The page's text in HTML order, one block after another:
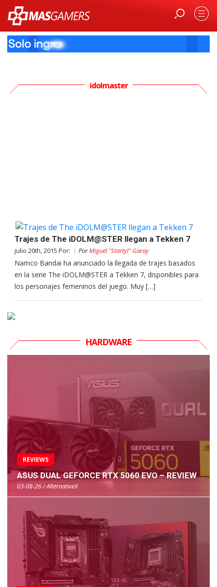
idolmaster
Trajes de The iDOLM@STER llegan a Tekken 7
julio 20th, 2015 Por: PorMiguel "Starty!" Garay
Namco Bandai ha anunciado la llegada de trajes basados
en la serie The iDOLM@STER a Tekken 7, disponibles para
los personajes femeninos del juego. Muy […]
HARDWARE
REVIEWS
ASUS DUAL GEFORCE RTX 5060 EVO – REVIEW
03-08-26 / AlternativeX